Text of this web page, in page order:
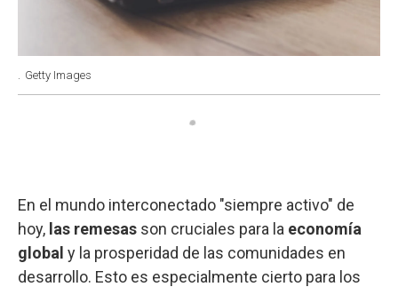
Getty Images
En el mundo interconectado "siempre activo" de
hoy, las remesas son cruciales para la economía
global y la prosperidad de las comunidades en
desarrollo. Esto es especialmente cierto para los